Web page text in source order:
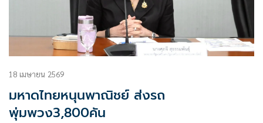
18 เมษายน 2569
มหาดไทยหนุนพาณิชย์ ส่งรถ
พุ่มพวง3,800คัน